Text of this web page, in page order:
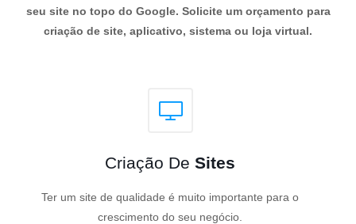
seu site no topo do Google. Solicite um orçamento para
criação de site, aplicativo, sistema ou loja virtual.
Criação De Sites
Ter um site de qualidade é muito importante para o
crescimento do seu negócio.